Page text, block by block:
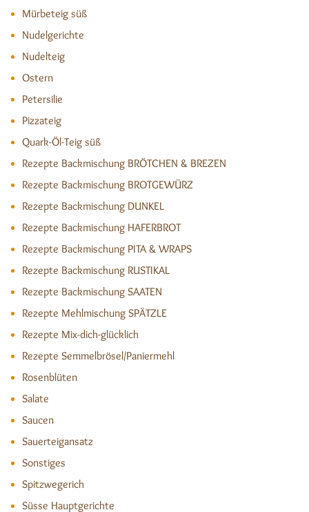
Mürbeteig süß
Nudelgerichte
Nudelteig
Ostern
Petersilie
Pizzateig
Quark-Öl-Teig süß
Rezepte Backmischung BRÖTCHEN & BREZEN
Rezepte Backmischung BROTGEWÜRZ
Rezepte Backmischung DUNKEL
Rezepte Backmischung HAFERBROT
Rezepte Backmischung PITA & WRAPS
Rezepte Backmischung RUSTIKAL
Rezepte Backmischung SAATEN
Rezepte Mehlmischung SPÄTZLE
Rezepte Mix-dich-glücklich
Rezepte Semmelbrösel/Paniermehl
Rosenblüten
Salate
Saucen
Sauerteigansatz
Sonstiges
Spitzwegerich
Süsse Hauptgerichte